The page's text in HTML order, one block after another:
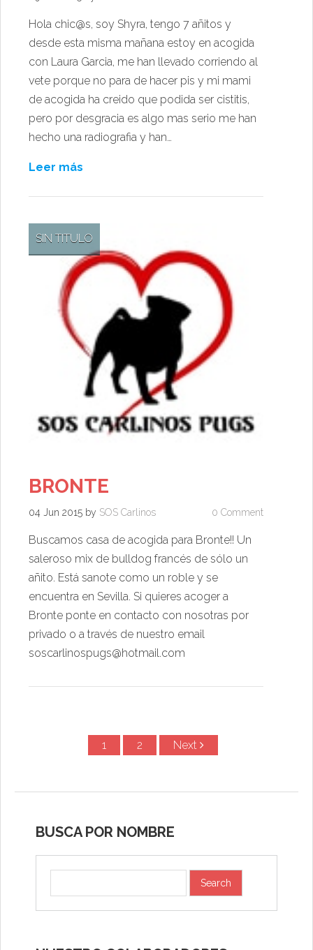
Hola chic@s, soy Shyra, tengo 7 añitos y
desde esta misma mañana estoy en acogida
con Laura Garcia, me han llevado corriendo al
vete porque no para de hacer pis y mi mami
de acogida ha creido que podida ser cistitis,
pero por desgracia es algo mas serio me han
hecho una radiografia y han…
Leer más
SIN TITULO
BRONTE
04 Jun 2015 by SOS Carlinos 0 Comment
Buscamos casa de acogida para Bronte!! Un
saleroso mix de bulldog francés de sólo un
añito. Está sanote como un roble y se
encuentra en Sevilla. Si quieres acoger a
Bronte ponte en contacto con nosotras por
privado o a través de nuestro email
soscarlinospugs@hotmail.com
Post navigation
1 2 Next
BUSCA POR NOMBRE